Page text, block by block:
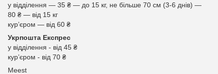
у відділення — 35 ₴ — до 15 кг, не більше 70 см (3-6 днів) —
80 ₴ — від 15 кг
курʼєром — від 60 ₴
Укрпошта Експрес
у відділення - від 45 ₴
курʼєром - від 70 ₴
Meest